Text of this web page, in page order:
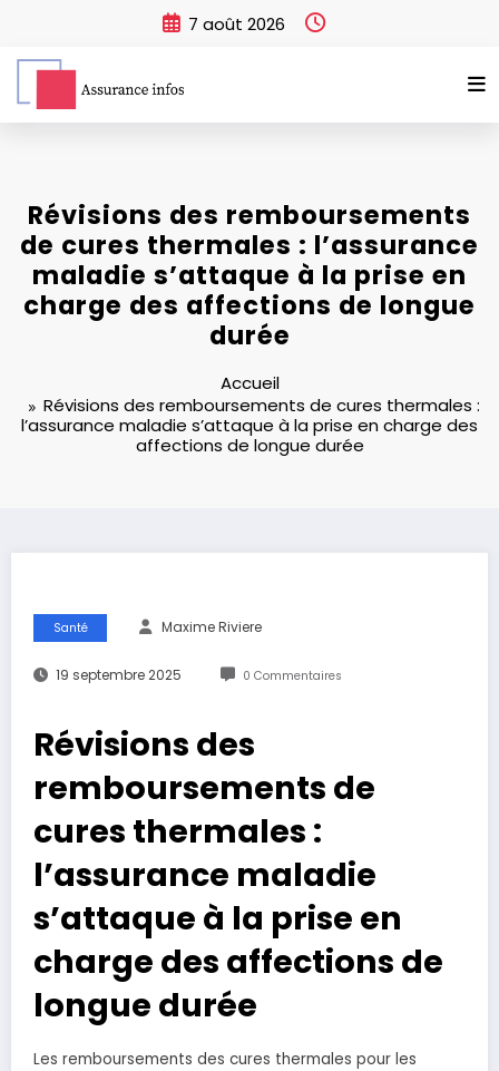
7 août 2026
Révisions des remboursements
de cures thermales : l’assurance
maladie s’attaque à la prise en
charge des affections de longue
durée
Accueil
Révisions des remboursements de cures thermales :
l’assurance maladie s’attaque à la prise en charge des
affections de longue durée
Santé Maxime Riviere
19 septembre 2025 0 Commentaires
Révisions des
remboursements de
cures thermales :
l’assurance maladie
s’attaque à la prise en
charge des affections de
longue durée
Les remboursements des cures thermales pour les